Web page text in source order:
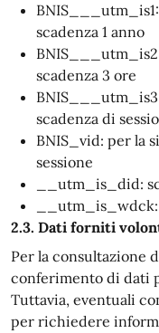
scadenza 1 anno
scadenza 3 ore
scadenza di
BNIS_vid: per la
sessione
__utm_is_did:
__utm_is_wdck:
2.3. Dati forniti
Per la consultazione
conferimento di dati
Tuttavia, eventuali
per richiedere